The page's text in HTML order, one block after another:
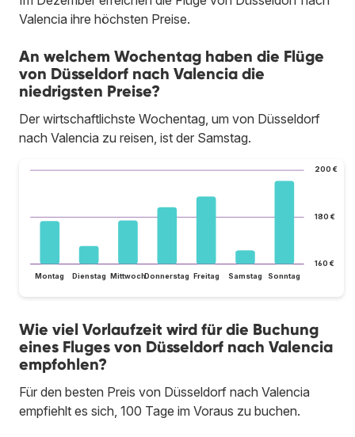
Valencia ihre höchsten Preise.
An welchem Wochentag haben die Flüge
von Düsseldorf nach Valencia die
niedrigsten Preise?
Der wirtschaftlichste Wochentag, um von Düsseldorf
nach Valencia zu reisen, ist der Samstag.
160 €
180 €
200 €
Montag Dienstag MittwochDonnerstag Freitag Samstag Sonntag
Wie viel Vorlaufzeit wird für die Buchung
eines Fluges von Düsseldorf nach Valencia
empfohlen?
Für den besten Preis von Düsseldorf nach Valencia
empfiehlt es sich, 100 Tage im Voraus zu buchen.